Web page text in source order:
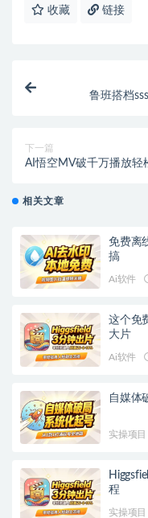
收藏 链接
鲁班搭档
下一篇
AI悟空MV破千万播放轻
相关文章
免费离
搞
Ai软件
这个免
大片
Ai软件
自媒体
实操项目
程
实操项目